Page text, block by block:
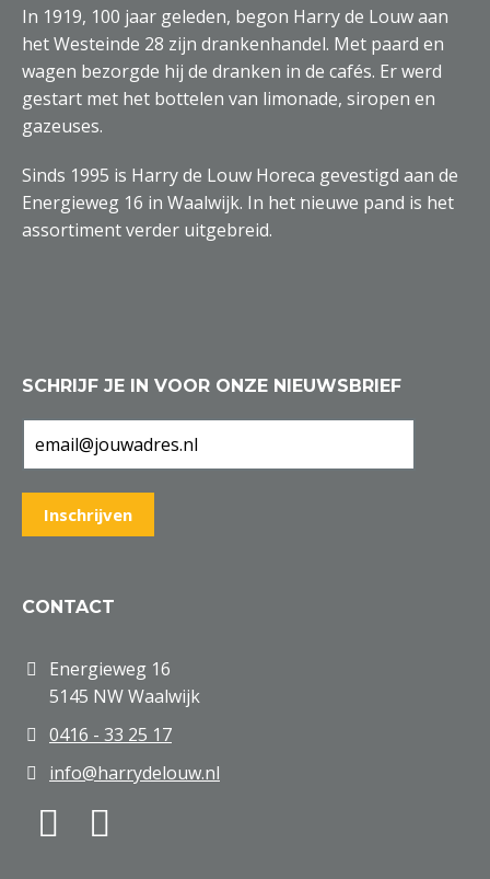
In 1919, 100 jaar geleden, begon Harry de Louw aan
het Westeinde 28 zijn drankenhandel. Met paard en
wagen bezorgde hij de dranken in de cafés. Er werd
gestart met het bottelen van limonade, siropen en
gazeuses.
Sinds 1995 is Harry de Louw Horeca gevestigd aan de
Energieweg 16 in Waalwijk. In het nieuwe pand is het
assortiment verder uitgebreid.
SCHRIJF JE IN VOOR ONZE NIEUWSBRIEF
CONTACT
Energieweg 16
5145 NW Waalwijk
0416 - 33 25 17
info@harrydelouw.nl